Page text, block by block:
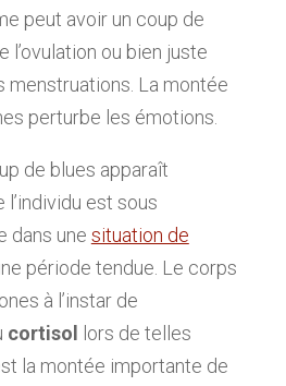
peut avoir un coup de
l’ovulation ou bien juste
menstruations. La montée
perturbe les émotions.
de blues apparaît
est sous
dans une situation de
période tendue. Le corps
à l’instar de
cortisol
lors de telles
la montée importante de